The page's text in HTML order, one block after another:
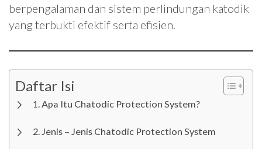
berpengalaman dan sistem perlindungan katodik
yang terbukti efektif serta efisien.
Daftar Isi
Apa Itu Chatodic Protection System?
Jenis – Jenis Chatodic Protection System